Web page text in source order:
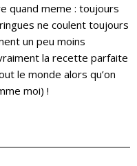
quand meme : toujours
ne coulent toujours
un peu moins
la recette parfaite
le monde alors qu’on
moi) !